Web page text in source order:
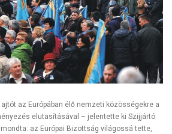
az Európában élő nemzeti közösségekre a
elutasításával – jelentette ki Szijjártó
az Európai Bizottság világossá tette,